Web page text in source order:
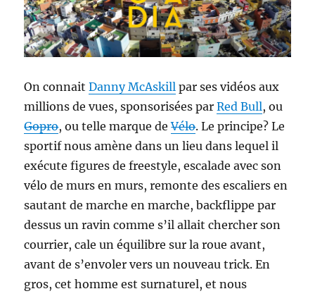
On connaitDanny McAskill par ses vidéos aux
millions de vues, sponsorisées parRed Bull, ou
Gopro, ou telle marque deVélo. Le principe? Le
sportif nous amène dans un lieu dans lequel il
exécute figures de freestyle, escalade avec son
vélo de murs en murs, remonte des escaliers en
sautant de marche en marche, backflippe par
dessus un ravin comme s’il allait chercher son
courrier, cale un équilibre sur la roue avant,
avant de s’envoler vers un nouveau trick. En
gros, cet homme est surnaturel, et nous